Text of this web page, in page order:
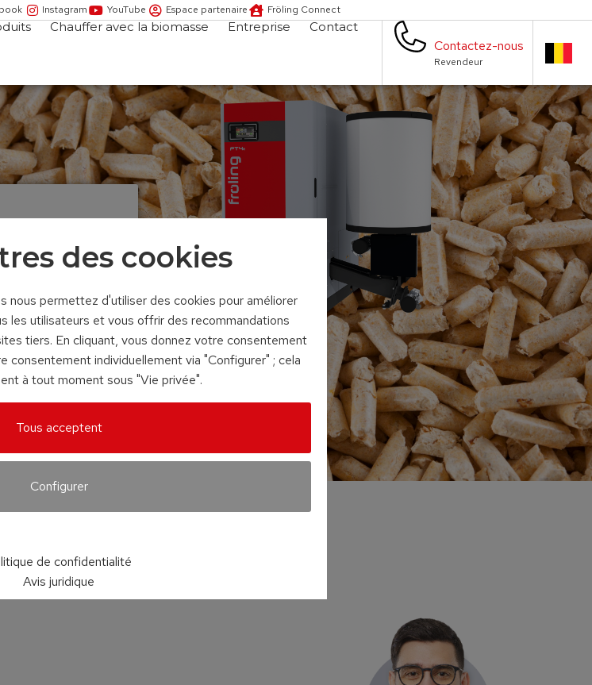
Instagram YouTube Espace partenaire Fröling Connect
Chauffer avec la biomasse Entreprise Contact
Contactez-nous
Revendeur
des cookies
nous permettez d'utiliser des cookies pour améliorer
les utilisateurs et vous offrir des recommandations
tiers. En cliquant, vous donnez votre consentement
consentement individuellement via "Configurer" ; cela
à tout moment sous "Vie privée".
Tous acceptent
Configurer
de confidentialité
Avis juridique